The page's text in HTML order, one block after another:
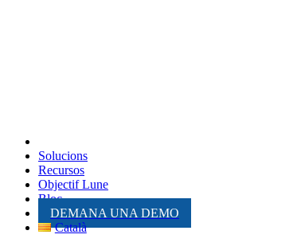
Solucions
Recursos
Objectif Lune
Bloc
DEMANA UNA DEMO
Català